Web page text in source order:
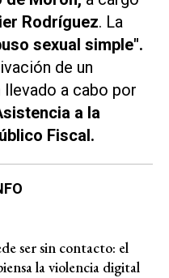
Rodríguez. La
sexual simple".
de un
a cabo por
a la
Fiscal.
ser sin contacto: el
la violencia digital